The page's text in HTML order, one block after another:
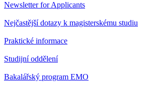
Newsletter for Applicants
Nejčastější dotazy k magisterskému studiu
Praktické informace
Studijní oddělení
Bakalářský program EMO